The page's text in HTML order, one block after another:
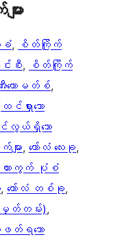
ား
ခံ,
စိတ်ကြိုက်
းစီး,
စိတ်ကြိုက်
အီးကောမတ်စ်
းထင်ရှားသော
င်လွယ်ရှိသော
ျား, ကော်လံ လေးခု
ားကွက် ပုံစံ
, ကော်လံ တစ်ခု
တ်တမ်း)
တ်ရသော